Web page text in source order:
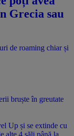
Grecia sau
bruște în greutate
Up și se extinde cu
alte 4 săli până la